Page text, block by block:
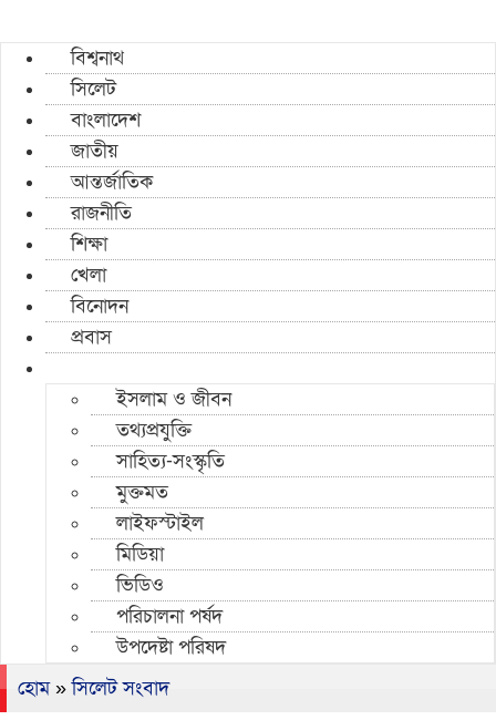
বিশ্বনাথ
সিলেট
বাংলাদেশ
জাতীয়
আন্তর্জাতিক
রাজনীতি
শিক্ষা
খেলা
বিনোদন
প্রবাস
ইসলাম ও জীবন
তথ্যপ্রযুক্তি
সাহিত্য-সংস্কৃতি
মুক্তমত
লাইফস্টাইল
মিডিয়া
ভিডিও
পরিচালনা পর্ষদ
উপদেষ্টা পরিষদ
হোম»সিলেট সংবাদ